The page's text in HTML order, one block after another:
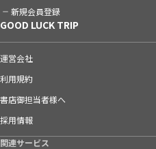
新規会員登録
GOOD LUCK TRIP
運営会社
利用規約
書店御担当者様へ
採用情報
関連サービス